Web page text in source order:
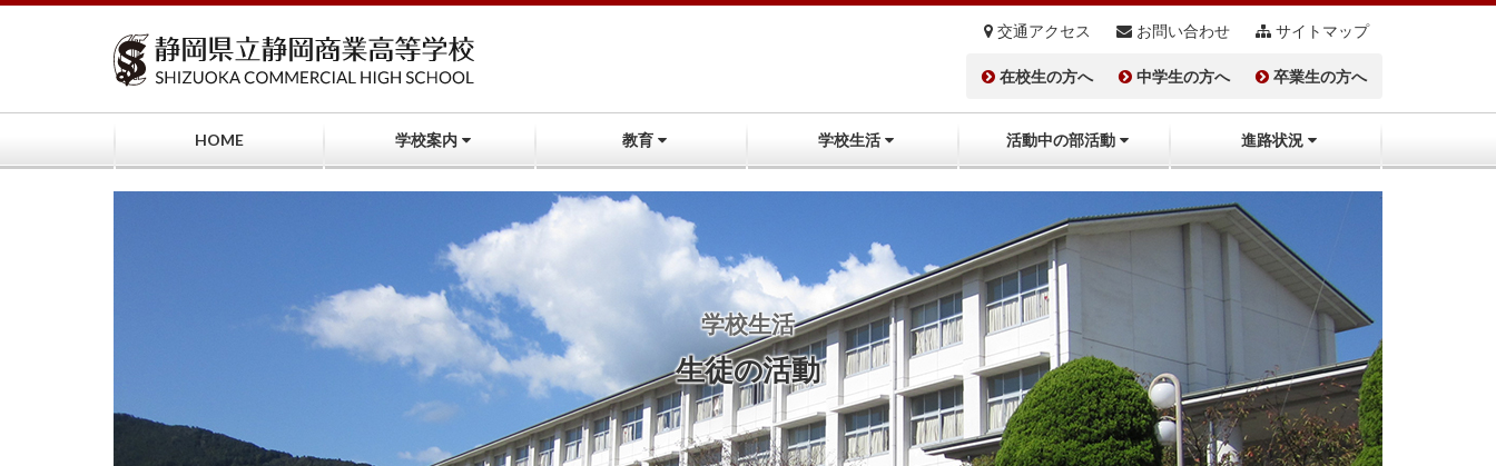
コ
キ
交通アクセス お問い合わせ サイトマップ
在校生の方へ 中学生の方へ 卒業生の方へ
HOME 学校案内 教育 学校生活 活動中の部活動 進路状況
学校生活
生徒の活動